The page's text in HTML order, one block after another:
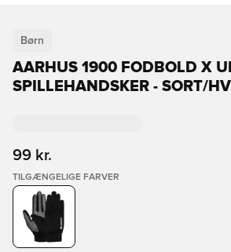
Børn
AARHUS 1900 FODBOLD X
SPILLEHANDSKER - SORT/
99 kr.
TILGÆNGELIGE FARVER